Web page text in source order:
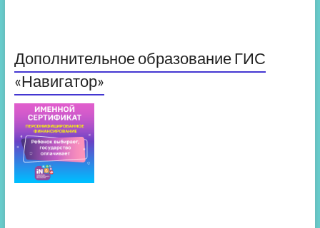
Дополнительное образование ГИС
«Навигатор»